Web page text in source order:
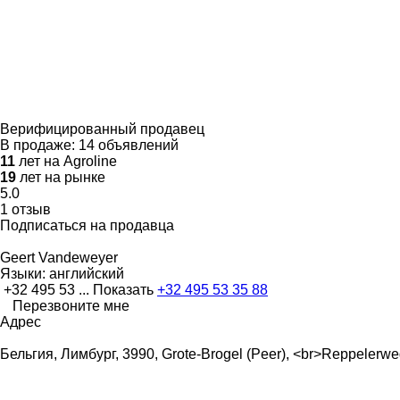
Верифицированный продавец
В продаже: 14 объявлений
11 лет на Agroline
19 лет на рынке
5.0
1 отзыв
Подписаться на продавца
Geert Vandeweyer
Языки: английский
+32 495 53 ... Показать +32 495 53 35 88
Перезвоните мне
Адрес
Бельгия, Лимбург, 3990, Grote-Brogel (Peer),